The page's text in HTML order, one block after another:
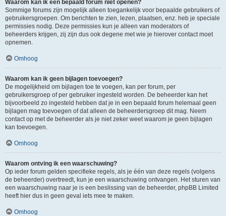
Waarom kan ik een bepaald forum niet openen?
Sommige forums zijn mogelijk alleen toegankelijk voor bepaalde gebruikers of
gebruikersgroepen. Om berichten te zien, lezen, plaatsen, enz. heb je speciale
permissies nodig. Deze permissies kun je alleen van moderators of
beheerders krijgen, zij zijn dus ook degene met wie je hierover contact moet
opnemen.
Omhoog
Waarom kan ik geen bijlagen toevoegen?
De mogelijkheid om bijlagen toe te voegen, kan per forum, per
gebruikersgroep of per gebruiker ingesteld worden. De beheerder kan het
bijvoorbeeld zo ingesteld hebben dat je in een bepaald forum helemaal geen
bijlagen mag toevoegen of dat alleen de beheerdersgroep dit mag. Neem
contact op met de beheerder als je niet zeker weet waarom je geen bijlagen
kan toevoegen.
Omhoog
Waarom ontving ik een waarschuwing?
Op ieder forum gelden specifieke regels, als je één van deze regels (volgens
de beheerder) overtreedt, kun je een waarschuwing ontvangen. Het sturen van
een waarschuwing naar je is een beslissing van de beheerder, phpBB Limited
heeft hier dus in geen geval iets mee te maken.
Omhoog